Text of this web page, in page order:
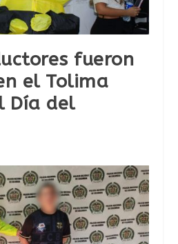
fueron
el Tolima
Día del